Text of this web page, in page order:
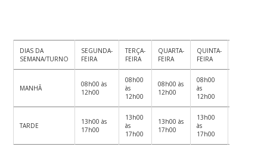
DIAS DA
SEMANA/TURNO
SEGUNDA-
FEIRA
TERÇA-
FEIRA
QUARTA-
FEIRA
QUINTA-
FEIRA
MANHÃ
08h00 às
12h00
08h00
às
12h00
08h00 às
12h00
08h00
às
12h00
TARDE
13h00 às
17h00
13h00
às
17h00
13h00 às
17h00
13h00
às
17h00